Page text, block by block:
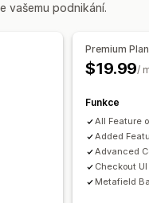
vašemu podnikání.
Premium Plan
$19.99/
Funkce
All Feature
Added
Advanced
Checkout
Metafield